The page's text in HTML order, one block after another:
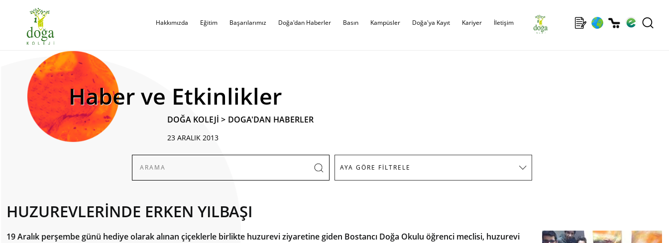
Hakkımızda Eğitim Başarılarımız Doğa'dan Haberler Basın Kampüsler Doğa'ya Kayıt Kariyer İletişim
Haber ve Etkinlikler
DOĞA KOLEJİ > DOGA'DAN HABERLER
23 ARALIK 2013
HUZUREVLERİNDE ERKEN YILBAŞI
19 Aralık perşembe günü hediye olarak alınan çiçeklerle birlikte huzurevi ziyaretine giden Bostancı Doğa Okulu öğrenci meclisi, huzurevi